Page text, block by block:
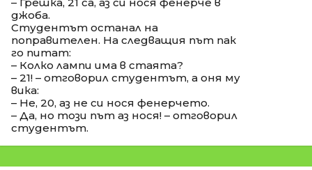
джоба.
Студентът останал на
поправителен. На следващия път пак
го питат:
– Колко лампи има в стаята?
– 21! – отговорил студентът, а оня му
вика:
– Не, 20, аз не си нося фенерчето.
– Да, но този път аз нося! – отговорил
студентът.